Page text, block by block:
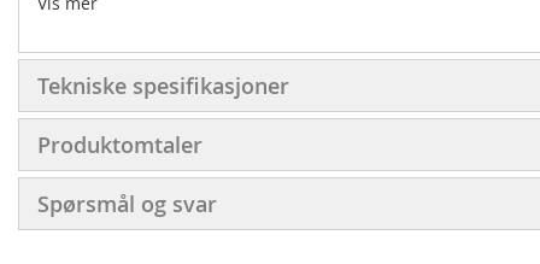
Tekniske spesifikasjoner
Produktomtaler
Spørsmål og svar